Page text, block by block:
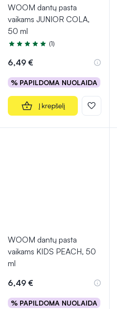
WOOM dantų pasta
vaikams JUNIOR COLA,
50 ml
Įvertinimas 5.0 iš 5
(1)
6,49 €
% PAPILDOMA NUOLAIDA
Į krepšelį
WOOM dantų pasta
vaikams KIDS PEACH, 50
ml
6,49 €
% PAPILDOMA NUOLAIDA